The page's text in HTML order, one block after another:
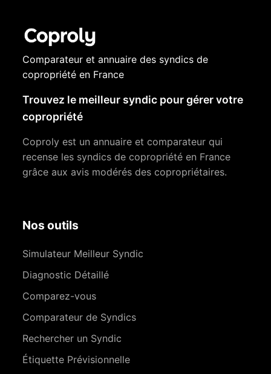
Comparateur et annuaire des syndics de
copropriété en France
Trouvez le meilleur syndic pour gérer votre
copropriété
Coproly est un annuaire et comparateur qui
recense les syndics de copropriété en France
grâce aux avis modérés des copropriétaires.
Nos outils
Simulateur Meilleur Syndic
Diagnostic Détaillé
Comparez-vous
Comparateur de Syndics
Rechercher un Syndic
Étiquette Prévisionnelle